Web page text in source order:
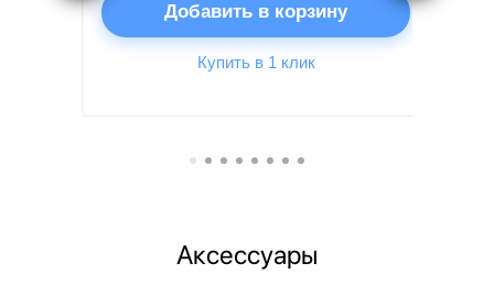
Добавить в корзину
Купить в 1 клик
Аксессуары